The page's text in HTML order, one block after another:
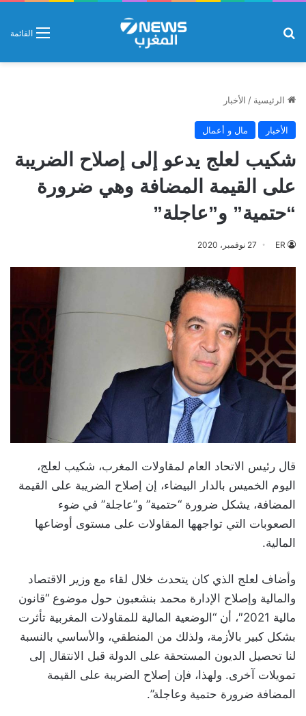
القائمة
الرئيسية / الأخبار
الأخبار مال و أعمال
شكيب لعلج يدعو إلى إصلاح الضريبة
على القيمة المضافة وهي ضرورة
“حتمية” و”عاجلة”
ER 27 نوفمبر، 2020
قال رئيس الاتحاد العام لمقاولات المغرب، شكيب لعلج،
اليوم الخميس بالدار البيضاء، إن إصلاح الضريبة على القيمة
المضافة، يشكل ضرورة “حتمية” و”عاجلة” في ضوء
الصعوبات التي تواجهها المقاولات على مستوى أوضاعها
المالية.
وأضاف لعلج الذي كان يتحدث خلال لقاء مع وزير الاقتصاد
والمالية وإصلاح الإدارة محمد بنشعبون حول موضوع “قانون
مالية 2021″، أن “الوضعية المالية للمقاولات المغربية تأثرت
بشكل كبير بالأزمة، ولذلك من المنطقي، والأساسي بالنسبة
لنا تحصيل الديون المستحقة على الدولة قبل الانتقال إلى
تمويلات آخرى. ولهذا، فإن إصلاح الضريبة على القيمة
المضافة ضرورة حتمية وعاجلة”.